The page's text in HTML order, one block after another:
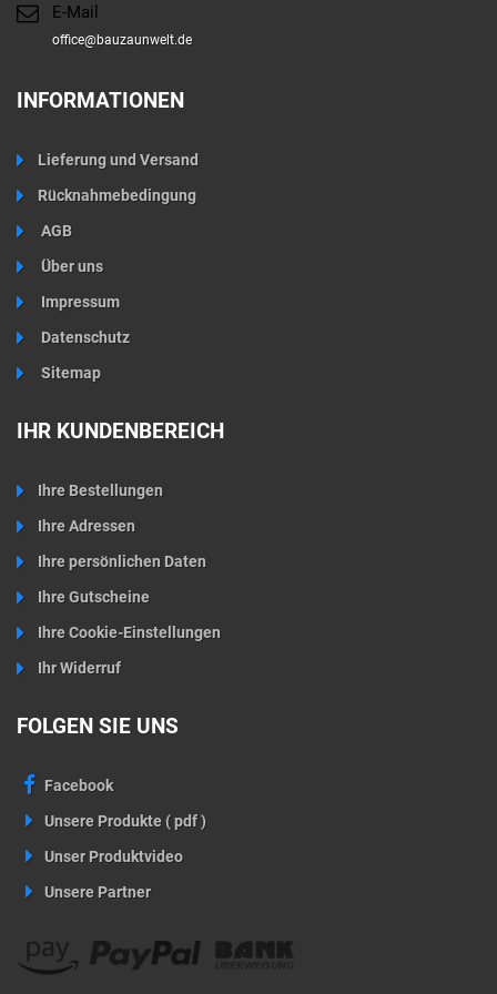
E-Mail
office@bauzaunwelt.de
INFORMATIONEN
Lieferung und Versand
Rücknahmebedingung
AGB
Über uns
Impressum
Datenschutz
Sitemap
IHR KUNDENBEREICH
Ihre Bestellungen
Ihre Adressen
Ihre persönlichen Daten
Ihre Gutscheine
Ihre Cookie-Einstellungen
Ihr Widerruf
FOLGEN SIE UNS
Facebook
Unsere Produkte ( pdf )
Unser Produktvideo
Unsere Partner